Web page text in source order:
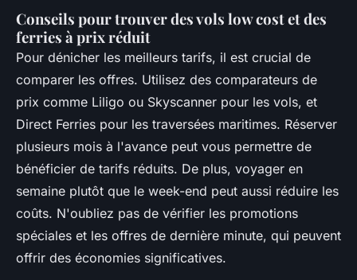
Conseils pour trouver des vols low cost et des
ferries à prix réduit
Pour dénicher les meilleurs tarifs, il est crucial de
comparer les offres. Utilisez des comparateurs de
prix comme Liligo ou Skyscanner pour les vols, et
Direct Ferries pour les traversées maritimes. Réserver
plusieurs mois à l'avance peut vous permettre de
bénéficier de tarifs réduits. De plus, voyager en
semaine plutôt que le week-end peut aussi réduire les
coûts. N'oubliez pas de vérifier les promotions
spéciales et les offres de dernière minute, qui peuvent
offrir des économies significatives.